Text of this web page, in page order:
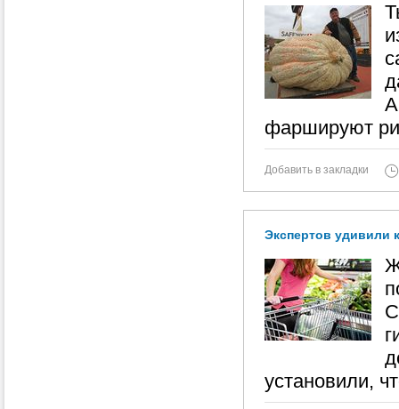
фаршируют
Добавить в закладки
Экспертов удивили
установили,